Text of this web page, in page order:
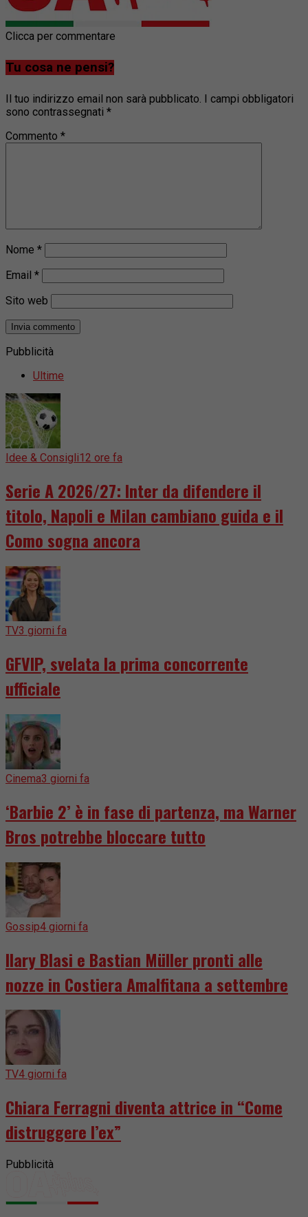
Clicca per commentare
Tu cosa ne pensi?
Il tuo indirizzo email non sarà pubblicato.
I campi obbligatori
sono contrassegnati *
Commento *
Nome *
Email *
Sito web
Pubblicità
Ultime
Idee & Consigli12 ore fa
Serie A 2026/27: Inter da difendere il
titolo, Napoli e Milan cambiano guida e il
Como sogna ancora
TV3 giorni fa
GFVIP, svelata la prima concorrente
ufficiale
Cinema3 giorni fa
‘Barbie 2’ è in fase di partenza, ma Warner
Bros potrebbe bloccare tutto
Gossip4 giorni fa
Ilary Blasi e Bastian Müller pronti alle
nozze in Costiera Amalfitana a settembre
TV4 giorni fa
Chiara Ferragni diventa attrice in “Come
distruggere l’ex”
Pubblicità